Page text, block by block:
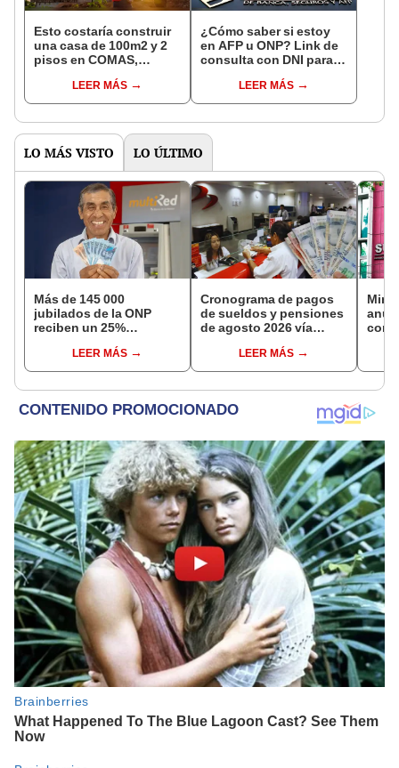
Esto costaría construir
una casa de 100m2 y 2
pisos en COMAS,
distritos de LIMA
NORTE
LEER MÁS
¿Cómo saber si estoy
en AFP u ONP? Link de
consulta con DNI para
pensiones estás
LEER MÁS
LO MÁS VISTO LO ÚLTIMO
Más de 145 000
jubilados de la ONP
reciben un 25%
en agostoLEER MÁS
Cronograma de pagos
de sueldos y pensiones
de agosto 2026 vía
conoce las fechas de
depósito
LEER MÁS